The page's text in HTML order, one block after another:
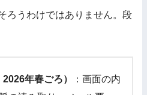
ろうわけではありません。段
年春ごろ）
：画面の内